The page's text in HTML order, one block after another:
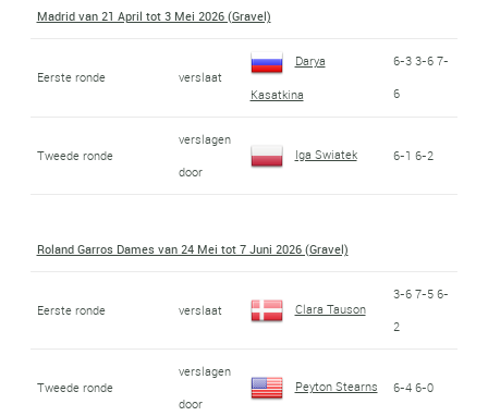
Madrid van 21 April tot 3 Mei 2026 (Gravel)
Eerste ronde verslaat
Darya
Kasatkina
6-3 3-6 7-
6
Tweede ronde
verslagen
door
Iga Swiatek 6-1 6-2
Roland Garros Dames van 24 Mei tot 7 Juni 2026 (Gravel)
Eerste ronde verslaat Clara Tauson
3-6 7-5 6-
2
Tweede ronde
verslagen
door
Peyton Stearns 6-4 6-0